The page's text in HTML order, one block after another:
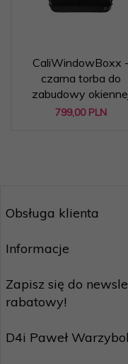
CaliWindowBoxx -
czarna torba do
zabudowy
799,00 PLN
Obsługa klienta
Informacje
Zapisz się do
rabatowy!
D4i Paweł